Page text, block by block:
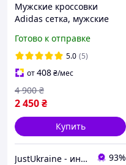
Мужские кроссовки
Adidas сетка, мужские
кроссовки, мужские
повседневные кроссовки
Адидас
Готово к отправке
5.0 (5)
от408₴/мес
2 450₴
4 900 ₴
Купить
JustUkraine - интернет магазин мужской и женской обуви 93%